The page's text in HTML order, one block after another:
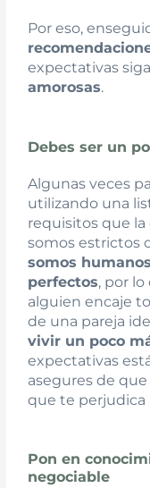
Por eso,
expectativas
amorosas.
Debes ser un
Algunas veces
utilizando una
requisitos que
somos estrictos
somos humanos
perfectos, por
alguien encaje
de una pareja
vivir un poco
expectativas
asegures de
que te perjudica
Pon en
negociable